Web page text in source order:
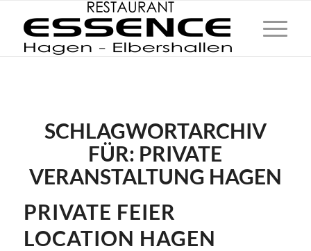
SCHLAGWORTARCHIV
FÜR: PRIVATE
VERANSTALTUNG HAGEN
PRIVATE FEIER
LOCATION HAGEN